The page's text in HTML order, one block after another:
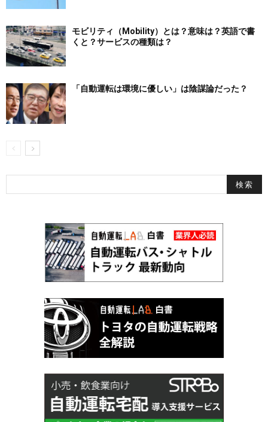
モビリティ（Mobility）とは？意味は？英語で書
くと？サービスの種類は？
「自動運転は環境に優しい」は陰謀論だった？